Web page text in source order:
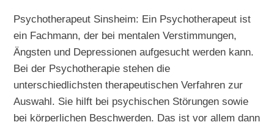
Psychotherapeut Sinsheim: Ein Psychotherapeut ist
ein Fachmann, der bei mentalen Verstimmungen,
Ängsten und Depressionen aufgesucht werden kann.
Bei der Psychotherapie stehen die
unterschiedlichsten therapeutischen Verfahren zur
Auswahl. Sie hilft bei psychischen Störungen sowie
bei körperlichen Beschwerden. Das ist vor allem dann